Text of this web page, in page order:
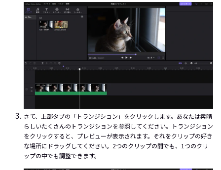
さて、上部タブの「トランジション」をクリックします。あなたは素晴
らしいたくさんのトランジションを参照してください。トランジション
をクリックすると、プレビューが表示されます。それをクリップの好き
な場所にドラッグしてください。2つのクリップの間でも、1つのクリ
ップの中でも調整できます。